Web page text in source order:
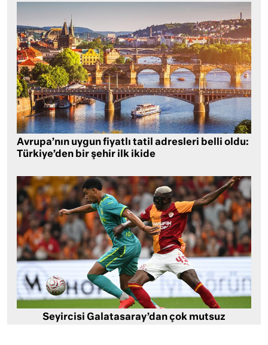
Avrupa’nın uygun fiyatlı tatil adresleri belli oldu:
Türkiye’den bir şehir ilk ikide
Seyircisi Galatasaray’dan çok mutsuz